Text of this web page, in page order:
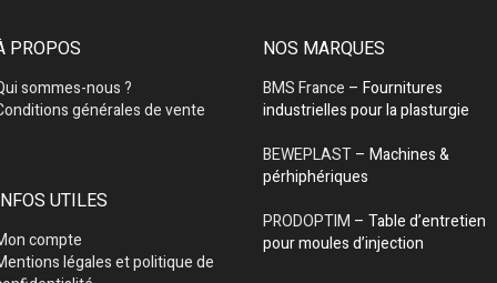
PROPOS
sommes-nous ?
générales de vente
UTILES
compte
légales et politique de
NOS MARQUES
BMS France – Fournitures
industrielles pour la plasturgie
BEWEPLAST– Machines &
pérhiphériques
PRODOPTIM – Table d’entretien
pour moules d’injection